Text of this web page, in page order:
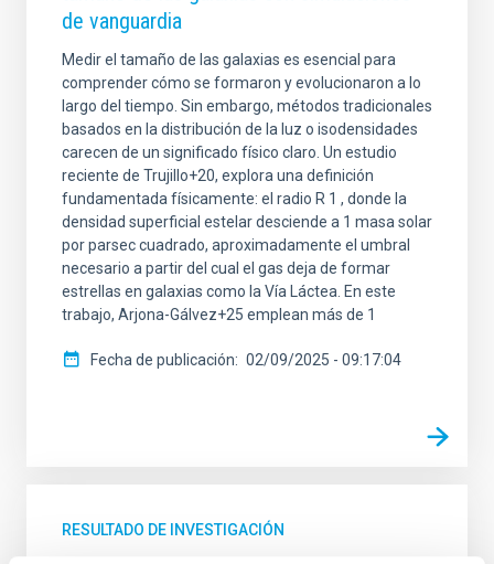
de vanguardia
Medir el tamaño de las galaxias es esencial para
comprender cómo se formaron y evolucionaron a lo
largo del tiempo. Sin embargo, métodos tradicionales
basados en la distribución de la luz o isodensidades
carecen de un significado físico claro. Un estudio
reciente de Trujillo+20, explora una definición
fundamentada físicamente: el radio R 1 , donde la
densidad superficial estelar desciende a 1 masa solar
por parsec cuadrado, aproximadamente el umbral
necesario a partir del cual el gas deja de formar
estrellas en galaxias como la Vía Láctea. En este
trabajo, Arjona-Gálvez+25 emplean más de 1
Fecha de publicación 02/09/2025 - 09:17:04
RESULTADO DE INVESTIGACIÓN